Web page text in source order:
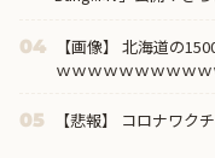
04
【画像】 北海道の
ｗｗｗｗｗｗｗｗｗ
05 【悲報】 コロナワク